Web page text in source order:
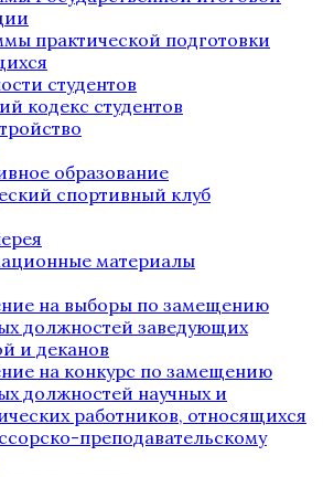
практической подготовки
студентов
кодекс студентов
образование
спортивный клуб
материалы
на выборы по замещению
должностей заведующих
и деканов
на конкурс по замещению
должностей научных и
работников, относящихся
преподавательскому